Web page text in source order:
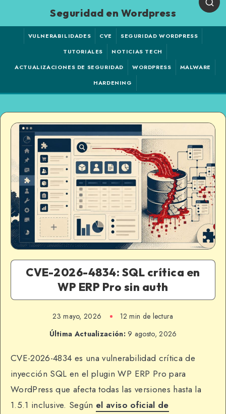
Seguridad en Wordpress
VULNERABILIDADES CVE
SEGURIDAD WORDPRESS
TUTORIALES
NOTICIAS TECH
ACTUALIZACIONES DE SEGURIDAD
WORDPRESS
MALWARE
HARDENING
CVE-2026-4834: SQL crítica en
WP ERP Pro sin auth
23 mayo, 2026
12 min de lectura
Última Actualización:9 agosto, 2026
CVE-2026-4834 es una vulnerabilidad crítica de
inyección SQL en el plugin WP ERP Pro para
WordPress que afecta todas las versiones hasta la
1.5.1 inclusive. Según el aviso oficial de